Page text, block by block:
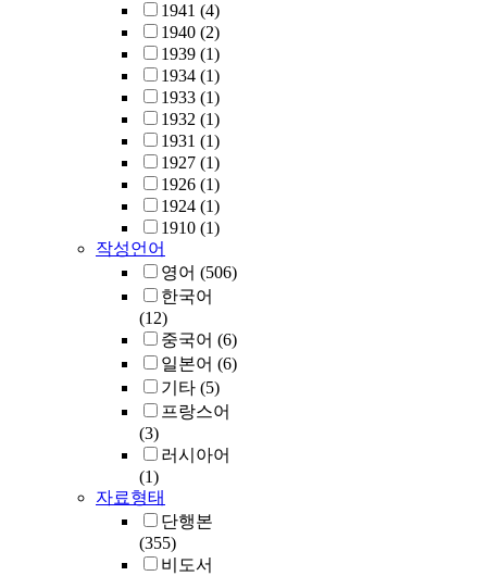
1941 (4)
1940 (2)
1939 (1)
1934 (1)
1933 (1)
1932 (1)
1931 (1)
1927 (1)
1926 (1)
1924 (1)
1910 (1)
작성언어
영어 (506)
한국어
(12)
중국어 (6)
일본어 (6)
기타 (5)
프랑스어
(3)
러시아어
(1)
자료형태
단행본
(355)
비도서